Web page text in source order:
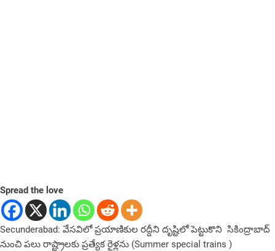
Spread the love
Secunderabad: వేసవిలో ప్రయాణికుల రద్దీని దృష్టిలో పెట్టుకొని సికింద్రాబాద్‌
నుంచి పలు రాష్ట్రాలకు ప్రత్యేక రైళ్లను (Summer special trains )